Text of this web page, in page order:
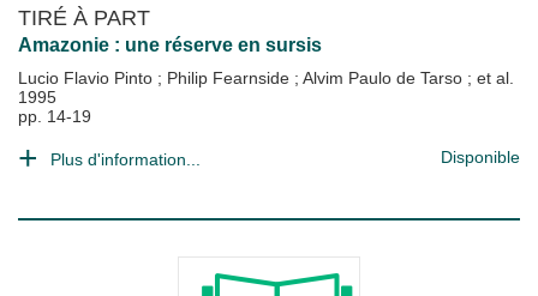
TIRÉ À PART
Amazonie : une réserve en sursis
Lucio Flavio Pinto ; Philip Fearnside ; Alvim Paulo de Tarso ; et al.
1995
pp. 14-19
Plus d'information... Disponible